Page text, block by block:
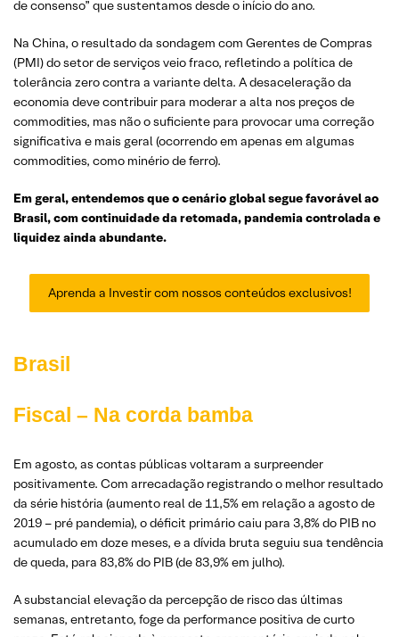
de consenso” que sustentamos desde o início do ano.
Na China, o resultado da sondagem com Gerentes de Compras
(PMI) do setor de serviços veio fraco, refletindo a política de
tolerância zero contra a variante delta. A desaceleração da
economia deve contribuir para moderar a alta nos preços de
commodities, mas não o suficiente para provocar uma correção
significativa e mais geral (ocorrendo em apenas em algumas
commodities, como minério de ferro).
Em geral, entendemos que o cenário global segue favorável ao
Brasil, com continuidade da retomada, pandemia controlada e
liquidez ainda abundante.
Aprenda a Investir com nossos conteúdos exclusivos!
Brasil
Fiscal – Na corda bamba
Em agosto, as contas públicas voltaram a surpreender
positivamente. Com arrecadação registrando o melhor resultado
da série história (aumento real de 11,5% em relação a agosto de
2019 – pré pandemia), o déficit primário caiu para 3,8% do PIB no
acumulado em doze meses, e a dívida bruta seguiu sua tendência
de queda, para 83,8% do PIB (de 83,9% em julho).
A substancial elevação da percepção de risco das últimas
semanas, entretanto, foge da performance positiva de curto